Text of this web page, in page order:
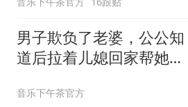
男子欺负了老婆，公公知
道后拉着儿媳回家帮她撑
音乐下午茶官方